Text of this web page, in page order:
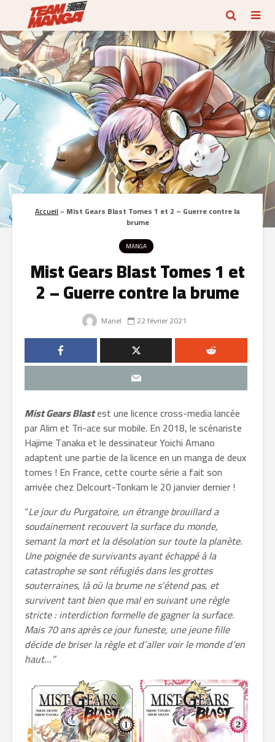
Accueil» Mist Gears Blast Tomes 1 et 2 – Guerre contre la
brume
MANGA
Mist Gears Blast Tomes 1 et
2 – Guerre contre la brume
Manel 22 février 2021
Mist Gears Blastest une licence cross-media lancée
par Alim et Tri-ace sur mobile. En 2018, le scénariste
Hajime Tanaka et le dessinateur Yoichi Amano
adaptent une partie de la licence en un manga de deux
tomes ! En France, cette courte série a fait son
arrivée chez Delcourt-Tonkam le 20 janvier dernier !
“Le jour du Purgatoire, un étrange brouillard a
soudainement recouvert la surface du monde,
semant la mort et la désolation sur toute la planète.
Une poignée de survivants ayant échappé à la
catastrophe se sont réfugiés dans les grottes
souterraines, là où la brume ne s’étend pas, et
survivent tant bien que mal en suivant une règle
stricte : interdiction formelle de gagner la surface.
Mais 70 ans après ce jour funeste, une jeune fille
décide de briser la règle et d’aller voir le monde d’en
haut…”